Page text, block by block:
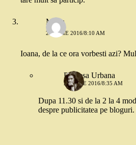
Maria
20 IULIE 2016/8:10 AM
Ioana, de la ce ora vorbesti azi?
Printesa Urbana
20 IULIE 2016/8:35 AM
Dupa 11.30 si de la 2 la 4
despre publicitatea pe bloguri.